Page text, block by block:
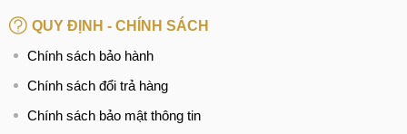
QUY ĐỊNH - CHÍNH SÁCH
Chính sách bảo hành
Chính sách đổi trả hàng
Chính sách bảo mật thông tin